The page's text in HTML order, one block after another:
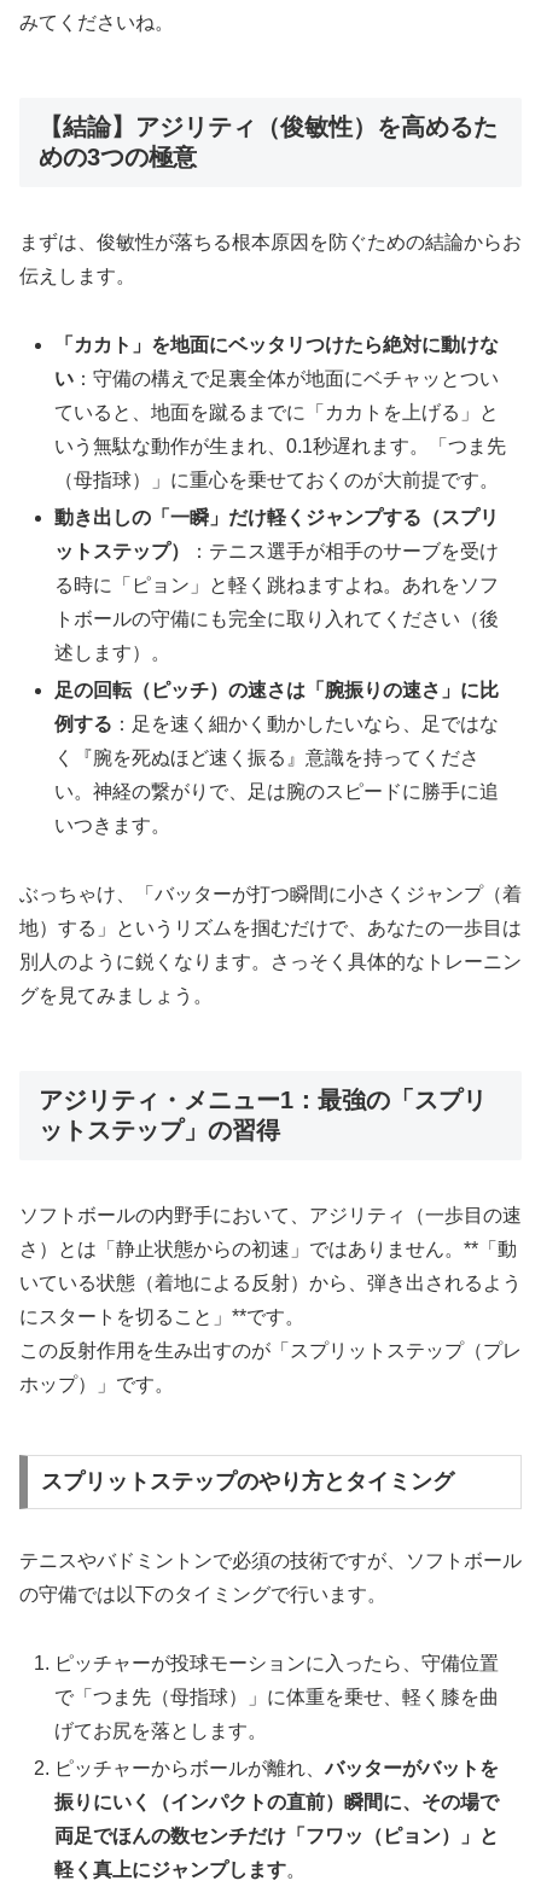
みてくださいね。
【結論】アジリティ（俊敏性）を高めるた
めの3つの極意
まずは、俊敏性が落ちる根本原因を防ぐための結論からお
伝えします。
「カカト」を地面にベッタリつけたら絶対に動けな
い ：守備の構えで足裏全体が地面にベチャッとつい
ていると、地面を蹴るまでに「カカトを上げる」と
いう無駄な動作が生まれ、0.1秒遅れます。「つま先
（母指球）」に重心を乗せておくのが大前提です。
動き出しの「一瞬」だけ軽くジャンプする（スプリ
ットステップ）
：テニス選手が相手のサーブを受け
る時に「ピョン」と軽く跳ねますよね。あれをソフ
トボールの守備にも完全に取り入れてください（後
述します）。
足の回転（ピッチ）の速さは「腕振りの速さ」に比
例する ：足を速く細かく動かしたいなら、足ではな
く『腕を死ぬほど速く振る』意識を持ってくださ
い。神経の繋がりで、足は腕のスピードに勝手に追
いつきます。
ぶっちゃけ、「バッターが打つ瞬間に小さくジャンプ（着
地）する」というリズムを掴むだけで、あなたの一歩目は
別人のように鋭くなります。さっそく具体的なトレーニン
グを見てみましょう。
アジリティ・メニュー1：最強の「スプリ
ットステップ」の習得
ソフトボールの内野手において、アジリティ（一歩目の速
さ）とは「静止状態からの初速」ではありません。**「動
いている状態（着地による反射）から、弾き出されるよう
にスタートを切ること」**です。
この反射作用を生み出すのが「スプリットステップ（プレ
ホップ）」です。
スプリットステップのやり方とタイミング
テニスやバドミントンで必須の技術ですが、ソフトボール
の守備では以下のタイミングで行います。
ピッチャーが投球モーションに入ったら、守備位置
で「つま先（母指球）」に体重を乗せ、軽く膝を曲
げてお尻を落とします。
ピッチャーからボールが離れ、バッターがバットを
振りにいく（インパクトの直前）瞬間に、その場で
両足でほんの数センチだけ「フワッ（ピョン）」と
軽く真上にジャンプします。